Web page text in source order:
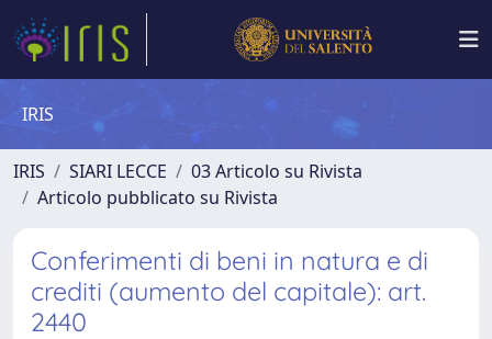
IRIS
IRIS SIARI LECCE
03 Articolo su Rivista
Articolo pubblicato su Rivista
Conferimenti di beni in natura e di
crediti (aumento del capitale): art.
2440